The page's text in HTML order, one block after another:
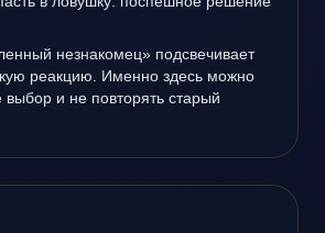
незнакомец» подсвечивает
реакцию. Именно здесь можно
выбор и не повторять старый